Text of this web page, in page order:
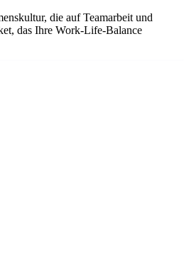
die auf Teamarbeit und
das Ihre Work-Life-Balance